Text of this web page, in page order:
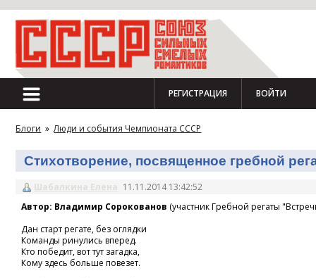
РЕГИСТРАЦИЯ ВОЙТИ
Блоги » Люди и события Чемпионата СССР
Стихотворение, посвященное гребной
Шабалкина Елена 11.11.2014 13:42:52
Автор: Владимир Сорокованов (участник Гребной регаты
Дан старт регате, без оглядки
Команды ринулись вперед.
Кто победит, вот тут загадка,
Кому здесь больше повезет.